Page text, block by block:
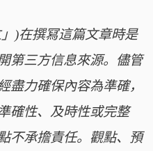
)在撰冩這篇文章時是
第三方信息來源。儘管
盡力確保內容為準確，
確性、及時性或完整
不承擔責任。觀點、預